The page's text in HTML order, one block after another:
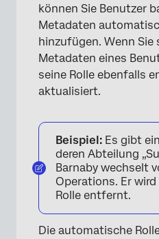
können Sie Benutzer
Metadaten
hinzufügen. Wenn Sie
Metadaten eines
seine Rolle ebenfalls
aktualisiert.
Beispiel: Es gibt
deren Abteilung
Barnaby wechselt
Operations. Er
Rolle entfernt.
Die automatische